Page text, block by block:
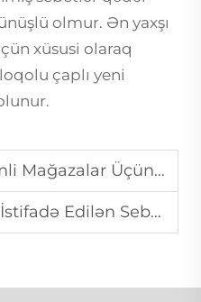
olmur. Ən yaxşı
xüsusi olaraq
çaplı yeni
Üçün Güclü Tələzarlar
Sebetlər Daha Rahatdır?